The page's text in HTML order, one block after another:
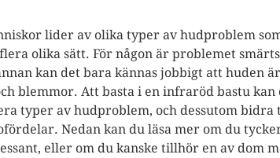
lider av olika typer av hudproblem
olika sätt. För någon är problemet
kan det bara kännas jobbigt att huden
blemmor. Att basta i en infraröd bastu kan
typer av hudproblem, och dessutom
Nedan kan du läsa mer om du
eller om du kanske tillhör en av dom